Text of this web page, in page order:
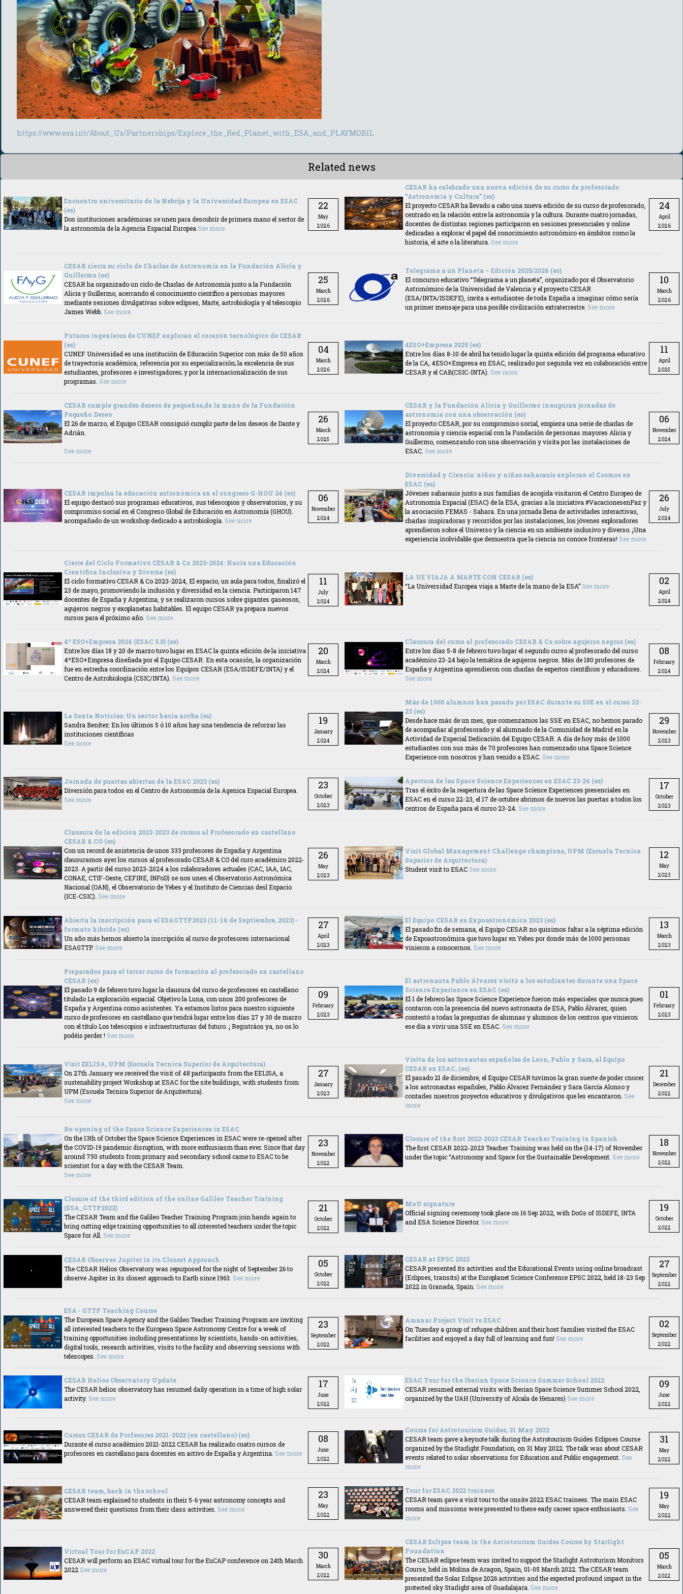
https://www.esa.int/About_Us/Partnerships/Explore_the_Red_Planet_with_ESA_and_PLAYMOBIL
Related news
Encuentro universitario de la Nebrija y la Universidad Europea en ESAC
(es)
Dos instituciones académicas se unen para descubrir de primera mano el sector de
la astronomía de la Agencia Espacial Europea See more
22
May
2026
CESAR ha celebrado una nueva edición de su curso de profesorado
“Astronomía y Cultura” (es)
El proyecto CESAR ha llevado a cabo una nueva edición de su curso de profesorado,
centrado en la relación entre la astronomía y la cultura. Durante cuatro jornadas,
docentes de distintas regiones participaron en sesiones presenciales y online
dedicadas a explorar el papel del conocimiento astronómico en ámbitos como la
historia, el arte o la literatura. See more
24
April
2026
CESAR cierra su ciclo de Charlas de Astronomía en la Fundación Alicia y
Guillermo (es)
CESAR ha organizado un ciclo de Charlas de Astronomía junto a la Fundación
Alicia y Guillermo, acercando el conocimiento científico a personas mayores
mediante sesiones divulgativas sobre eclipses, Marte, astrobiología y el telescopio
James Webb. See more
25
March
2026
Telegrama a un Planeta – Edición 2025/2026 (es)
El concurso educativo “Telegrama a un planeta”, organizado por el Observatorio
Astronómico de la Universidad de Valencia y el proyecto CESAR
(ESA/INTA/ISDEFE), invita a estudiantes de toda España a imaginar cómo sería
un primer mensaje para una posible civilización extraterrestre. See more
10
March
2026
Futuros ingenieros de CUNEF exploran el corazón tecnológico de CESAR
(es)
CUNEF Universidad es una institución de Educación Superior con más de 50 años
de trayectoria académica, referencia por su especialización; la excelencia de sus
estudiantes, profesores e investigadores; y por la internacionalización de sus
programas. See more
04
March
2026
4ESO+Empresa 2025 (es)
Entre los días 8-10 de abril ha tenido lugar la quinta edición del programa educativo
de la CA, 4ESO+Empresa en ESAC, realizado por segunda vez en colaboración entre
CESAR y el CAB(CSIC-INTA). See more
11
April
2025
CESAR cumple grandes deseos de pequeños,de la mano de la Fundación
Pequeño Deseo
El 26 de marzo, el Equipo CESAR consiguió cumplir parte de los deseos de Dante y
Adrián.
See more
26
March
2025
CESAR y la Fundación Alicia y Guillermo inauguran jornadas de
astronomía con una observación (es)
El proyecto CESAR, por su compromiso social, empieza una serie de charlas de
astronomía y ciencia espacial con la Fundación de personas mayores Alicia y
Guillermo, comenzando con una observación y visita por las instalaciones de
ESAC. See more
06
November
2024
CESAR impulsa la educación astronómica en el congreso G-HOU 24 (es)
El equipo destacó sus programas educativos, sus telescopios y observatorios, y su
compromiso social en el Congreso Global de Educación en Astronomía (GHOU).
acompañado de un workshop dedicado a astrobiología. See more
06
November
2024
Diversidad y Ciencia: niños y niñas saharauis exploran el Cosmos en
ESAC (es)
Jóvenes saharauis junto a sus familias de acogida visitaron el Centro Europeo de
Astronomía Espacial (ESAC) de la ESA, gracias a la iniciativa #VacacionesenPaz y
la asociación FEMAS - Sahara. En una jornada llena de actividades interactivas,
charlas inspiradoras y recorridos por las instalaciones, los jóvenes exploradores
aprendieron sobre el Universo y la ciencia en un ambiente inclusivo y diverso. ¡Una
experiencia inolvidable que demuestra que la ciencia no conoce fronteras! See more
26
July
2024
Cierre del Ciclo Formativo CESAR & Co 2023-2024: Hacia una Educación
Científica Inclusiva y Diversa (es)
El ciclo formativo CESAR & Co 2023-2024, El espacio, un aula para todos, finalizó el
23 de mayo, promoviendo la inclusión y diversidad en la ciencia. Participaron 147
docentes de España y Argentina, y se realizaron cursos sobre gigantes gaseosos,
agujeros negros y exoplanetas habitables. El equipo CESAR ya prepara nuevos
cursos para el próximo año. See more
11
July
2024
LA UE VIAJA A MARTE CON CESAR (es)
“La Universidad Europea viaja a Marte de la mano de la ESA” See more 02
April
2024
4º ESO+Empresa 2024 (ESAC 5.0) (es)
Entre los días 18 y 20 de marzo tuvo lugar en ESAC la quinta edición de la iniciativa
4ºESO+Empresa diseñada por el Equipo CESAR. En esta ocasión, la organización
fue en estrecha coordinación entre los Equipos CESAR (ESA/ISDEFE/INTA) y el
Centro de Astrobiología (CSIC/INTA). See more
20
March
2024
Clausura del curso al profesorado CESAR & Co sobre agujeros negros (es)
Entre los días 5-8 de febrero tuvo lugar el segundo curso al profesorado del curso
académico 23-24 bajo la temática de agujeros negros. Más de 180 profesores de
España y Argentina aprendieron con charlas de expertos científicos y educadores.
See more
08
February
2024
La Sexta Noticias: Un sector hacia arriba (es)
Sandra Benítez: En los últimos 5 ó 10 años hay una tendencia de reforzar las
instituciones científicas
See more
19
January
2024
Más de 1000 alumnos han pasado por ESAC durante su SSE en el curso 22-
23 (es)
Desde hace más de un mes, que comenzamos las SSE en ESAC, no hemos parado
de acompañar al profesorado y al alumnado de la Comunidad de Madrid en la
Actividad de Especial Dedicación del Equipo CESAR. A día de hoy más de 1000
estudiantes con sus más de 70 profesores han comenzado una Space Science
Experience con nosotros y han venido a ESAC. See more
29
November
2023
Jornada de puertas abiertas de la ESAC 2023 (es)
Diversión para todos en el Centro de Astronomía de la Agenica Espacial Europea.
See more
23
October
2023
Apertura de las Space Science Experiences en ESAC 23-24 (es)
Tras el éxito de la reapertura de las Space Science Experiences presenciales en
ESAC en el curso 22-23, el 17 de octubre abrimos de nuevos las puertas a todos los
centros de España para el curso 23-24. See more
17
October
2023
Clausura de la edición 2022-2023 de cursos al Profesorado en castellano
CESAR & CO (es)
Con un record de asistencia de unos 333 profesores de España y Argentina
clausuramos ayer los cursos al profesorado CESAR & CO del curo académico 2022-
2023. A partir del curso 2023-2024 a los colaboradores actuales (CAC, IAA, IAC,
CONAE, CTIF-Oeste, CEFIRE, INFoD) se nos unen el Observatorio Astronómica
Nacional (OAN), el Observatorio de Yebes y el Instituto de Ciencias desl Espacio
(ICE-CSIC). See more
26
May
2023
Visit Global Management Challenge champions, UPM (Escuela Tecnica
Superior de Arquitectura)
Student visit to ESAC See more
12
May
2023
Abierta la inscripción para el ESAGTTP2023 (11-16 de Septiembre, 2023) -
formato híbrido (es)
Un año más hemos abierto la inscripción al curso de profesores internacional
ESAGTTP. See more
27
April
2023
El Equipo CESAR en Expoastronómica 2023 (es)
El pasado fin de semana, el Equipo CESAR no quisimos faltar a la séptima edición
de Expoastronómica que tuvo lugar en Yebes por donde más de 1000 personas
vinieron a conocernos. See more
13
March
2023
Preparados para el tercer curso de formación al profesorado en castellano
CESAR (es)
El pasado 9 de febrero tuvo lugar la clausura del curso de profesores en castellano
titulado La exploración espacial. Objetivo la Luna, con unos 200 profesores de
España y Argentina como asistentes. Ya estamos listos para nuestro siguiente
curso de profesores en castellano que tendrá lugar entre los días 27 y 30 de marzo
con el título Los telescopios e infraestructuras del futuro. ¡ Registráos ya, no os lo
podéis perder ! See more
09
February
2023
El astronauta Pablo Álvarez visitó a los estudiantes durante una Space
Science Experience en ESAC (es)
El 1 de febrero las Space Science Experience fueron más espaciales que nunca pues
contaron con la presencia del nuevo astronauta de ESA, Pablo Álvarez, quien
contestó a todas la preguntas de alumnas y alumnos de los centros que vinieron
ese día a vivir una SSE en ESAC. See more
01
February
2023
Visit EELISA, UPM (Escuela Tecnica Superior de Arquitectura)
On 27th January we received the visit of 48 participants from the EELISA, a
sustenability project Workshop at ESAC for the site buildings, with students from
UPM (Escuela Tecnica Superior de Arquitectura).
See more
27
January
2023
Visita de los astronautas españoles de Leon, Pablo y Sara, al Equipo
CESAR en ESAC, (es)
El pasado 21 de diciembre, el Equipo CESAR tuvimos la gran suerte de poder cnocer
a los astronautas españoles, Pablo Álvarez Fernández y Sara García Alonso y
contarles nuestros proyectos educativos y divulgativos que les encantaron. See
more
21
December
2022
Re-opening of the Space Science Experiences in ESAC
On the 13th of October the Space Science Experiences in ESAC were re-opened after
the COVID-19 pandemic disruption, with more enthusiasm than ever. Since that day
around 750 students from primary and secondary school came to ESAC to be
scientist for a day with the CESAR Team.
See more
23
November
2022
Closure of the first 2022-2023 CESAR Teacher Training in Spanish
The first CESAR 2022-2023 Teacher Training was held on the (14-17) of November
under the topic “Astronomy and Space for the Sustainable Development. See more
18
November
2022
Closure of the third edition of the online Galileo Teacher Training
(ESA_GTTP2022)
The CESAR Team and the Galileo Teacher Training Program join hands again to
bring cutting edge training opportunities to all interested teachers under the topic
Space for All. See more
21
October
2022
MoU signature
Official signing ceremony took place on 16 Sep 2022, with DoGs of ISDEFE, INTA
and ESA Science Director. See more
19
October
2022
CESAR Observes Jupiter in its Closest Approach
The CESAR Helios Observatory was repurposed for the night of September 26 to
observe Jupiter in its closest approach to Earth since 1963. See more
05
October
2022
CESAR at EPSC 2022
CESAR presented its activities and the Educational Events using online broadcast
(Eclipses, transits) at the Europlanet Science Conference EPSC 2022, held 18-23 Sep
2022 in Granada, Spain. See more
27
September
2022
ESA - GTTP Teaching Course
The European Space Agency and the Galileo Teacher Training Program are inviting
all interested teachers to the European Space Astronomy Centre for a week of
training opportunities including presentations by scientists, hands-on activities,
digital tools, research activities, visits to the facility and observing sessions with
telescopes. See more
23
September
2022
Amanar Project Visit to ESAC
On Tuesday a group of refugee children and their host families visited the ESAC
facilities and enjoyed a day full of learning and fun! See more
02
September
2022
CESAR Helios Observatory Update
The CESAR helios observatory has resumed daily operation in a time of high solar
activity. See more
17
June
2022
ESAC Tour for the Iberian Space Science Summer School 2022
CESAR resumed external visits with Iberian Space Science Summer School 2022,
organized by the UAH (University of Alcala de Henares) See more
09
June
2022
Cursos CESAR de Profesores 2021-2022 (en castellano) (es)
Durante el curso académico 2021-2022 CESAR ha realizado cuatro cursos de
profesores en castellano para docentes en activo de España y Argentina. See more
08
June
2022
Course for Astrotourism Guides, 31 May 2022
CESAR team gave a keynote talk during the Astrotourism Guides Eclipses Course
organized by the Starlight Foundation, on 31 May 2022. The talk was about CESAR
events related to solar observations for Education and Public engagement. See
more
31
May
2022
CESAR team, back in the school
CESAR team explained to students in their 5-6 year astronomy concepts and
answered their questions from their class activities. See more
23
May
2022
Tour for ESAC 2022 trainees
CESAR team gave a visit tour to the onsite 2022 ESAC trainees. The main ESAC
rooms and missions were presented to these early career space enthusiasts. See
more
19
May
2022
Virtual Tour for EuCAP 2022
CESAR will perform an ESAC virtual tour for the EuCAP conference on 24th March
2022 See more
30
March
2022
CESAR Eclipse team in the Astrotourism Guides Course by Starlight
Foundation
The CESAR eclipse team was invited to support the Starlight Astroturism Monitors
Course, held in Molina de Aragon, Spain, 01-05 March 2022. The CESAR team
presented the Solar Eclipse 2026 activities and the expected profound impact in the
protected sky Starlight area of Guadalajara. See more
05
March
2022